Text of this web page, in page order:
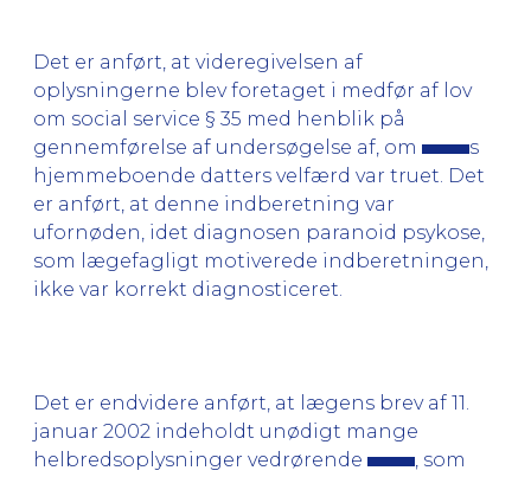
Det er anført, at videregivelsen af
oplysningerne blev foretaget i medfør af lov
om social service § 35 med henblik på
gennemførelse af undersøgelse af, om
s
hjemmeboende datters velfærd var truet. Det
er anført, at denne indberetning var
ufornøden, idet diagnosen paranoid psykose,
som lægefagligt motiverede indberetningen,
ikke var korrekt diagnosticeret.
Det er endvidere anført, at lægens brev af 11.
januar 2002 indeholdt unødigt mange
helbredsoplysninger vedrørende
, som